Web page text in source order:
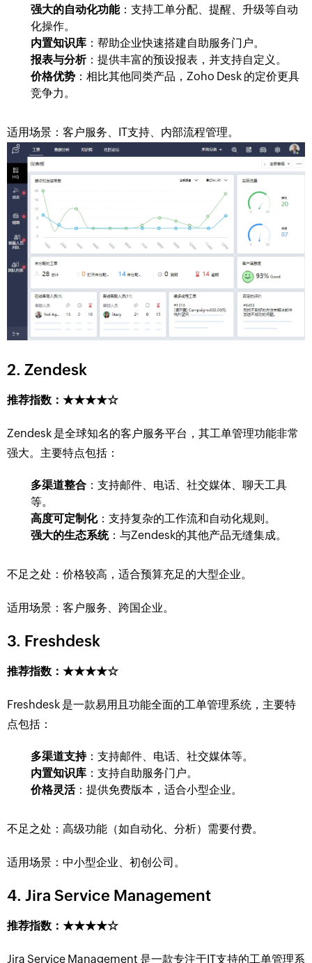
强大的自动化功能：支持工单分配、提醒、升级等自动
化操作。
内置知识库 ：帮助企业快速搭建自助服务门户。
报表与分析：提供丰富的预设报表，并支持自定义。
价格优势 ：相比其他同类产品，Zoho Desk 的定价更具
竞争力。
适用场景：客户服务、IT支持、内部流程管理。
2. Zendesk
推荐指数：★★★★☆
Zendesk 是全球知名的客户服务平台，其工单管理功能非常
强大。主要特点包括：
多渠道整合 ：支持邮件、电话、社交媒体、聊天工具
等。
高度可定制化：支持复杂的工作流和自动化规则。
强大的生态系统：与Zendesk的其他产品无缝集成。
不足之处：价格较高，适合预算充足的大型企业。
适用场景：客户服务、跨国企业。
3. Freshdesk
推荐指数：★★★★☆
Freshdesk 是一款易用且功能全面的工单管理系统，主要特
点包括：
多渠道支持：支持邮件、电话、社交媒体等。
内置知识库 ：支持自助服务门户。
价格灵活：提供免费版本，适合小型企业。
不足之处：高级功能（如自动化、分析）需要付费。
适用场景：中小型企业、初创公司。
4. Jira Service Management
推荐指数：★★★★☆
Jira Service Management 是一款专注于IT支持的工单管理系